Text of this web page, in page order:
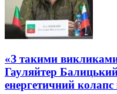
«З такими
Гауляйтер
енергетичний колапс